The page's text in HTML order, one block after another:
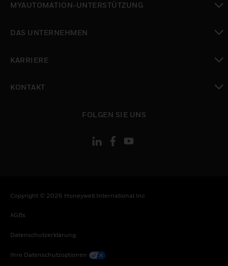
MYAUTOMATION-UNTERSTÜTZUNG
DAS UNTERNEHMEN
KARRIERE
KONTAKT
FOLGEN SIE UNS
Copyright © 2026 Honeywell International Inc
AGBs
Datenschutzerklärung
Ihre Datenschutzoptionen